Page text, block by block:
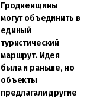
Гродненщины
могут объединить в
единый
туристический
маршрут. Идея
была и раньше, но
объекты
предлагали другие